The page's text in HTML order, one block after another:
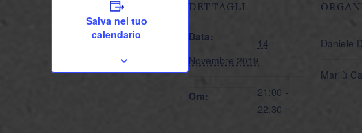
Salva nel tuo
calendario
DETTAGLI
Data:
14
Novembre 2019
Ora:
21:00 -
22:30
Daniele
Marilù